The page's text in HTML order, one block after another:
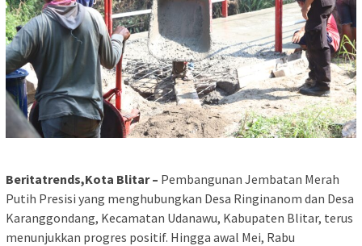
Beritatrends,Kota Blitar – Pembangunan Jembatan Merah
Putih Presisi yang menghubungkan Desa Ringinanom dan Desa
Karanggondang, Kecamatan Udanawu, Kabupaten Blitar, terus
menunjukkan progres positif. Hingga awal Mei, Rabu